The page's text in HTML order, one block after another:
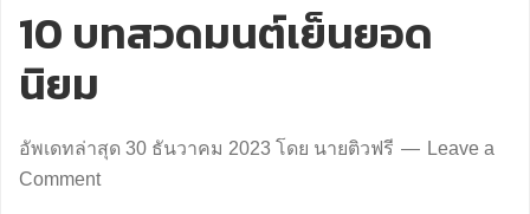
10 บทสวดมนต์เย็นยอด
นิยม
อัพเดทล่าสุด 30 ธันวาคม 2023 โดย นายติวฟรี
Leave a
Comment